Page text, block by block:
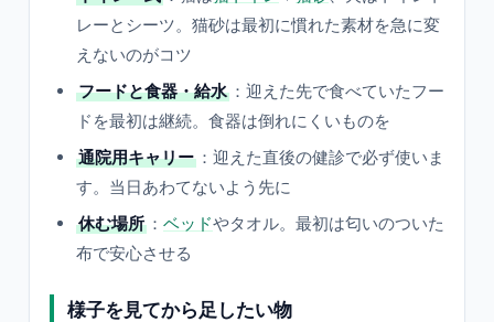
レーとシーツ。猫砂は最初に慣れた素材を急に変
えないのがコツ
フードと食器・給水 ：迎えた先で食べていたフー
ドを最初は継続。食器は倒れにくいものを
通院用キャリー ：迎えた直後の健診で必ず使いま
す。当日あわてないよう先に
休む場所 ： ベッドやタオル。最初は匂いのついた
布で安心させる
様子を見てから足したい物